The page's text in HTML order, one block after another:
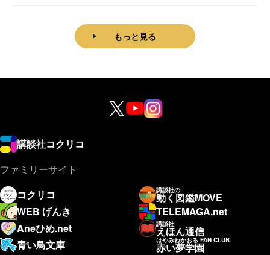
もっと見る
講談社コクリコ
ファミリーサイト
コクリコ
講談社の
動く図鑑MOVE
WEB げんき
TELEMAGA.net
Aneひめ.net
講談社
えほん通信
青い鳥文庫
はやみねかおる FAN CLUB
赤い夢学園